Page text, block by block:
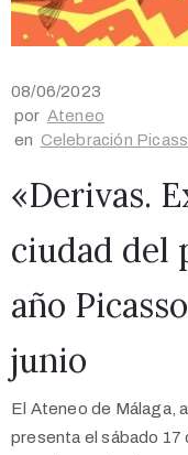
08/06/2023
por Ateneo
en Celebración
«Derivas.
ciudad del
año
junio
El Ateneo de Málaga,
presenta el sábado 17